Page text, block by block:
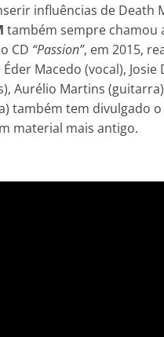
influências de Death
também sempre chamou
CD “Passion”, em 2015,
Macedo (vocal), Josie
Aurélio Martins
também tem divulgado
material mais antigo.